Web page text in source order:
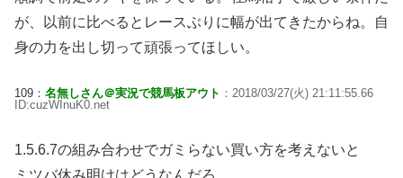
が、以前に比べるとレースぶりに幅が出てきたからね。自
身の力を出し切って頑張ってほしい。
109： 名無しさん＠実況で競馬板アウト ：2018/03/27(火) 21:11:55.66
ID:cuzWInuK0.net
1.5.6.7の組み合わせでガミらない買い方を考えないと